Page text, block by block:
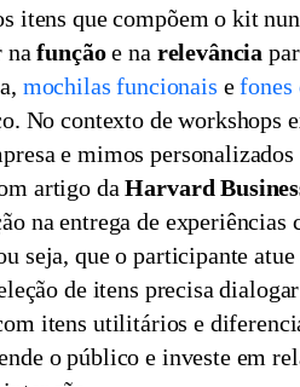
itens que compõem o kit
nafunçãoe na relevância
mochilas funcionais efones
No contexto de workshops
e mimos
artigo daHarvard
na entrega de
seja, que o participante
de itens precisa
itens utilitários e
o público e investe em